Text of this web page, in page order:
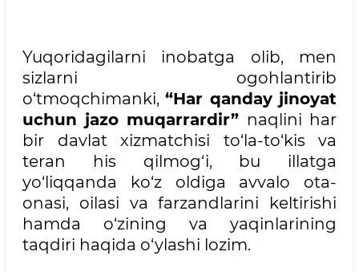
Yuqoridagilarni inobatga olib, men
sizlarni ogohlantirib
o‘tmoqchimanki,“Har qanday jinoyat
uchun jazo muqarrardir” naqlini har
bir davlat xizmatchisi to‘la-to‘kis va
teran his qilmog‘i, bu illatga
yo‘liqqanda ko‘z oldiga avvalo ota-
onasi, oilasi va farzandlarini keltirishi
hamda o‘zining va yaqinlarining
taqdiri haqida o‘ylashi lozim.